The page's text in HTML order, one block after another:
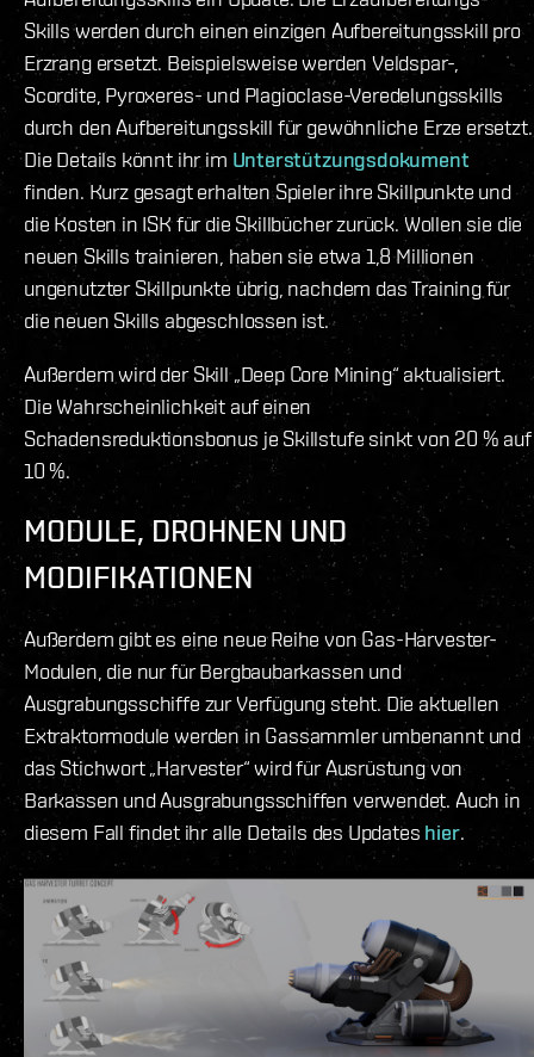
Skills werden durch einen einzigen Aufbereitungsskill pro
Erzrang ersetzt. Beispielsweise werden Veldspar-,
Scordite, Pyroxeres- und Plagioclase-Veredelungsskills
durch den Aufbereitungsskill für gewöhnliche Erze ersetzt.
Die Details könnt ihr im Unterstützungsdokument
finden. Kurz gesagt erhalten Spieler ihre Skillpunkte und
die Kosten in ISK für die Skillbücher zurück. Wollen sie die
neuen Skills trainieren, haben sie etwa 1,8 Millionen
ungenutzter Skillpunkte übrig, nachdem das Training für
die neuen Skills abgeschlossen ist.
Außerdem wird der Skill „Deep Core Mining“ aktualisiert.
Die Wahrscheinlichkeit auf einen
Schadensreduktionsbonus je Skillstufe sinkt von 20 % auf
10 %.
MODULE, DROHNEN UND
MODIFIKATIONEN
Außerdem gibt es eine neue Reihe von Gas-Harvester-
Modulen, die nur für Bergbaubarkassen und
Ausgrabungsschiffe zur Verfügung steht. Die aktuellen
Extraktormodule werden in Gassammler umbenannt und
das Stichwort „Harvester“ wird für Ausrüstung von
Barkassen und Ausgrabungsschiffen verwendet. Auch in
diesem Fall findet ihr alle Details des Updates hier.